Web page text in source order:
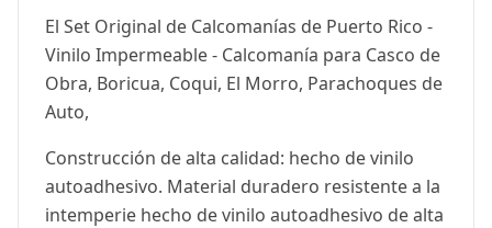
El Set Original de Calcomanías de Puerto Rico -
Vinilo Impermeable - Calcomanía para Casco de
Obra, Boricua, Coqui, El Morro, Parachoques de
Auto,
Construcción de alta calidad: hecho de vinilo
autoadhesivo. Material duradero resistente a la
intemperie hecho de vinilo autoadhesivo de alta